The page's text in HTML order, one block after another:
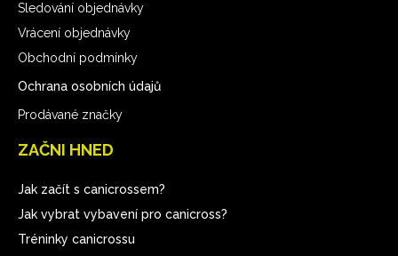
Sledování objednávky
Vrácení objednávky
Obchodní podmínky
Ochrana osobních údajů
Prodávané značky
ZAČNI HNED
Jak začít s canicrossem?
Jak vybrat vybavení pro canicross?
Tréninky canicrossu